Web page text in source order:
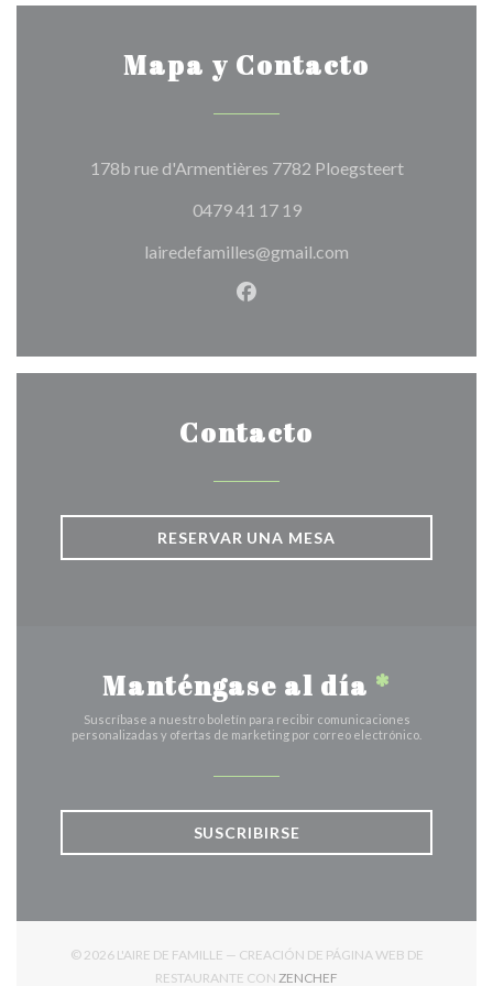
Mapa y Contacto
178b rue d'Armentières 7782 Ploegsteert((abre en
0479 41 17 19
lairedefamilles@gmail.com
Facebook ((abre en una
Contacto
RESERVAR UNA MESA
Manténgase al día *
Suscríbase a nuestro boletín para recibir comunicaciones
personalizadas y ofertas de marketing por correo electrónico.
SUSCRIBIRSE
© 2026 L'AIRE DE FAMILLE — CREACIÓN DE PÁGINA WEB DE
RESTAURANTE CON ZENCHEF